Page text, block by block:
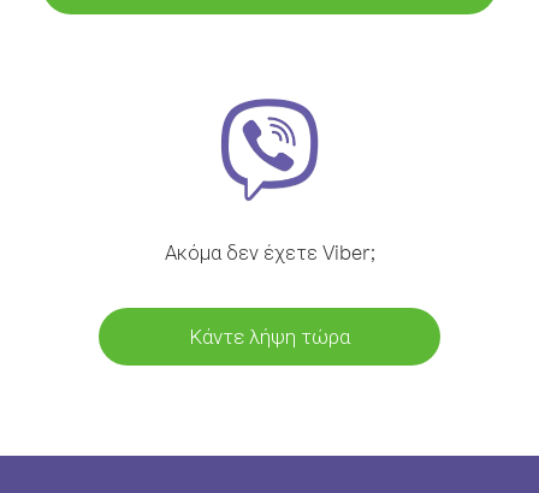
Ακόμα δεν έχετε Viber;
Κάντε λήψη τώρα